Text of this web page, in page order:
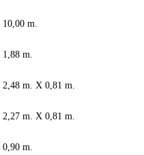
10,00 m.
1,88 m.
2,48 m. X 0,81 m.
2,27 m. X 0,81 m.
0,90 m.